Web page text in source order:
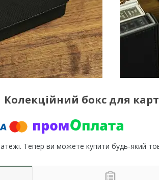
Колекційний бокс для
Тепер ви можете купити будь-який